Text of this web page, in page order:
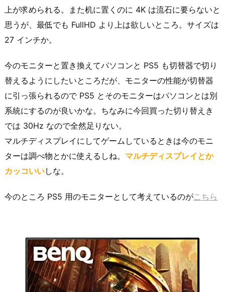
上が求められる。また机に置くのに 4K は流石に要らないと
思うが、最低でも FullHD より上は欲しいところ。サイズは
27 インチか。
今のモニターと置き換えてパソコンと PS5 も切替器で切り
替えるようにしたいところだが、モニターの性能が切替器
に引っ張られるので PS5 とそのモニターはパソコンとは別
系統にするのが良いかな。ちなみに今回買った切り替えき
では 30Hz なので全然足りない。
マルチディスプレイにしてゲームしているときは今のモニ
ターは調べ物とかに使えるしね。 マルチディスプレイとか
カッコいいしな。
今のところ PS5 用のモニターとして考えているのがこちら